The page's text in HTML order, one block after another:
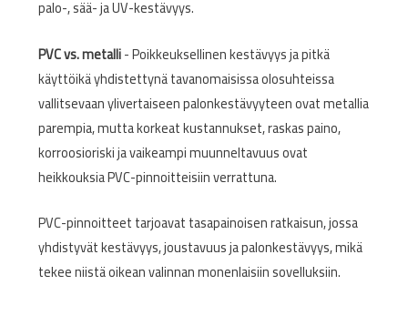
palo-, sää- ja UV-kestävyys.
PVC vs. metalli- Poikkeuksellinen kestävyys ja pitkä
käyttöikä yhdistettynä tavanomaisissa olosuhteissa
vallitsevaan ylivertaiseen palonkestävyyteen ovat metallia
parempia, mutta korkeat kustannukset, raskas paino,
korroosioriski ja vaikeampi muunneltavuus ovat
heikkouksia PVC-pinnoitteisiin verrattuna.
PVC-pinnoitteet tarjoavat tasapainoisen ratkaisun, jossa
yhdistyvät kestävyys, joustavuus ja palonkestävyys, mikä
tekee niistä oikean valinnan monenlaisiin sovelluksiin.